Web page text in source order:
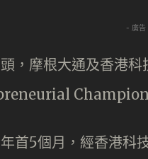
- 廣告
，摩根大通及香港
Champion
首5個月，經香港科